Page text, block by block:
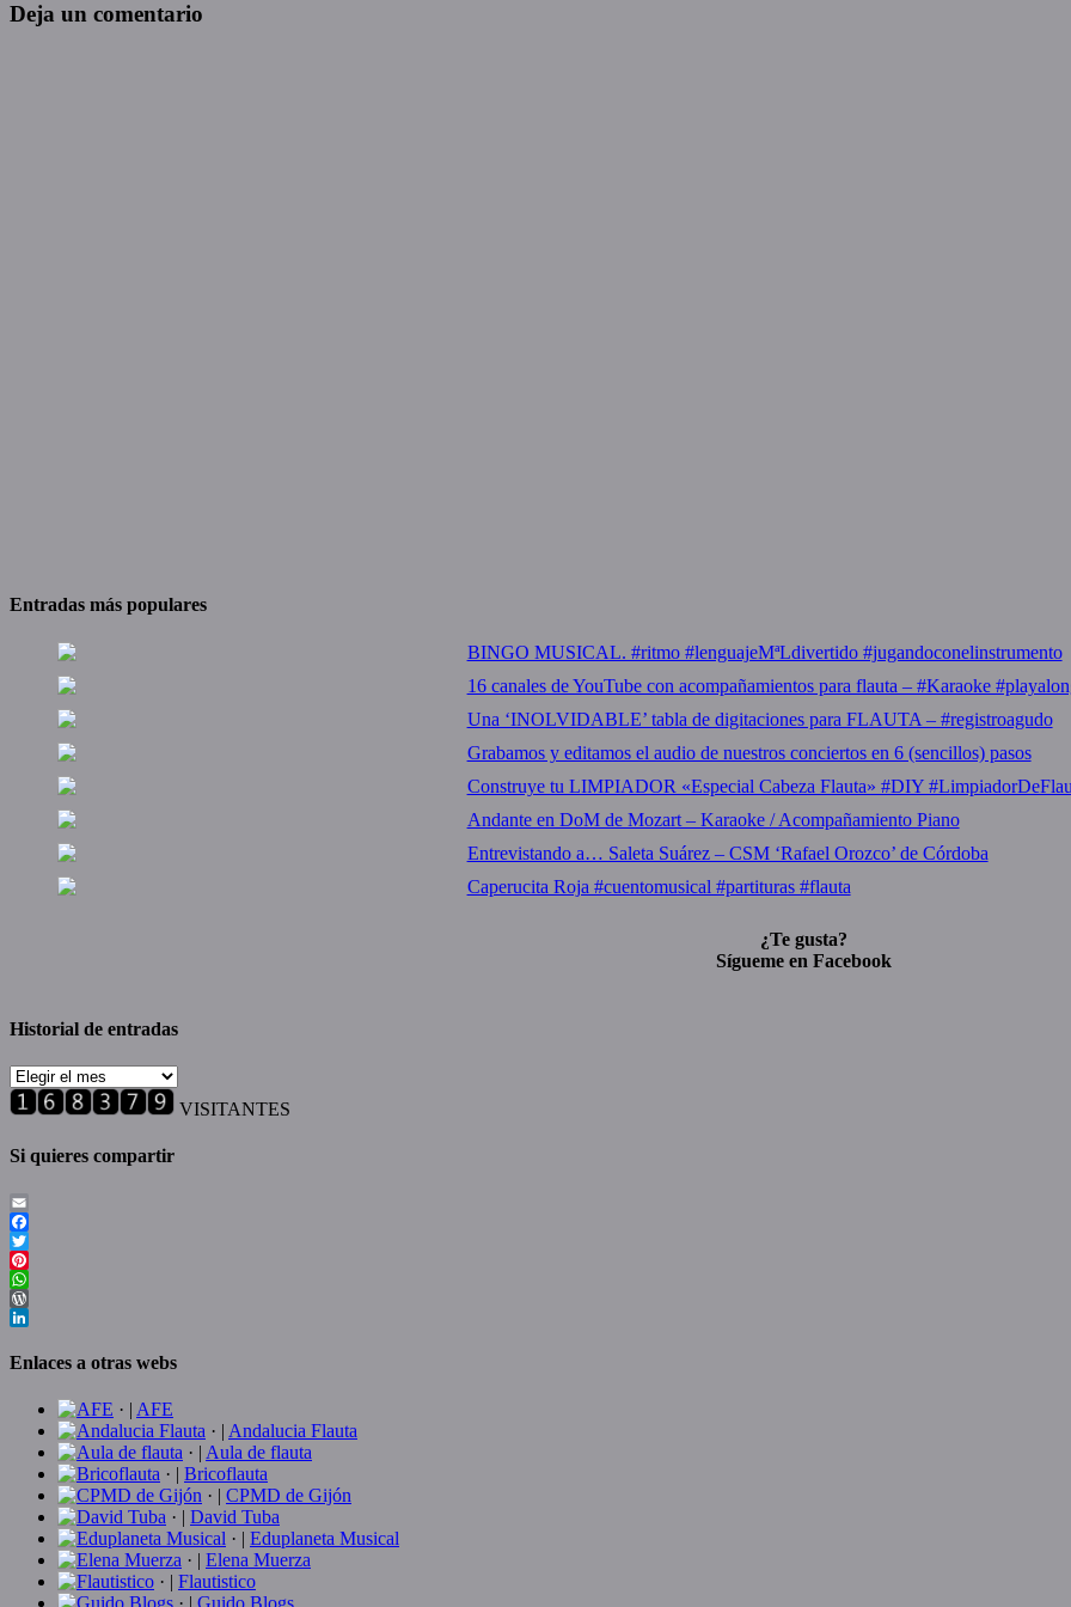
entradas
Deja un comentario
Entradas más populares
BINGO MUSICAL. #ritmo #lenguajeMªLdivertido #jugandoconelinstrumento
16 canales de YouTube con acompañamientos para flauta – #Karaoke
Una ‘INOLVIDABLE’ tabla de digitaciones para FLAUTA – #registroagudo
Grabamos y editamos el audio de nuestros conciertos en 6 (sencillos) pasos
Construye tu LIMPIADOR «Especial Cabeza Flauta» #DIY
Andante en DoM de Mozart – Karaoke / Acompañamiento Piano
Entrevistando a… Saleta Suárez – CSM ‘Rafael Orozco’ de Córdoba
Caperucita Roja #cuentomusical #partituras #flauta
¿Te gusta?
Sígueme en Facebook
Historial de entradas
Historial
de
entradas
VISITANTES
Si quieres compartir
Email
Facebook
Twitter
Pinterest
WhatsApp
WordPress
Enlaces a otras webs
· | AFE
· | Andalucia Flauta
· | Aula de flauta
· | Bricoflauta
· | CPMD de Gijón
· | David Tuba
· | Eduplaneta Musical
· | Elena Muerza
· | Flautistico